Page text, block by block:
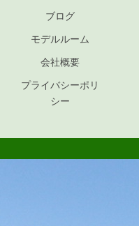
ブログ
モデルルーム
会社概要
プライバシーポリ
シー